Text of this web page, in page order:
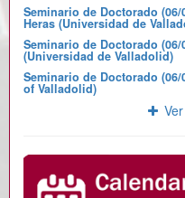
Seminario de Doctorado
Heras (Universidad de
Seminario de Doctorado
(Universidad de Valladolid)
Seminario de Doctorado
of Valladolid)